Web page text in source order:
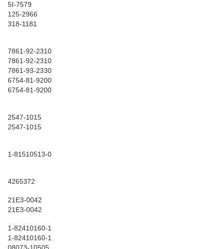
5I-7579
125-2966
318-1181
7861-92-2310
7861-92-2310
7861-93-2330
6754-81-9200
6754-81-9200
2547-1015
2547-1015
1-81510513-0
4265372
21E3-0042
21E3-0042
1-82410160-1
1-82410160-1